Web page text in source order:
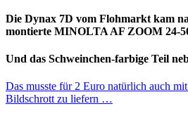
Die Dynax 7D vom Flohmarkt kam
montierte MINOLTA AF ZOOM 24-
Und das Schweinchen-farbige Teil
Das musste für 2 Euro natürlich auch
Bildschrott zu liefern …